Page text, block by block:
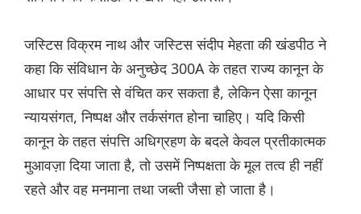
जस्टिस विक्रम नाथ और जस्टिस संदीप मेहता की खंडपीठ ने
कहा कि संविधान के अनुच्छेद 300A के तहत राज्य कानून के
आधार पर संपत्ति से वंचित कर सकता है, लेकिन ऐसा कानून
न्यायसंगत, निष्पक्ष और तर्कसंगत होना चाहिए। यदि किसी
कानून के तहत संपत्ति अधिग्रहण के बदले केवल प्रतीकात्मक
मुआवज़ा दिया जाता है, तो उसमें निष्पक्षता के मूल तत्व ही नहीं
रहते और वह मनमाना तथा जब्ती जैसा हो जाता है।